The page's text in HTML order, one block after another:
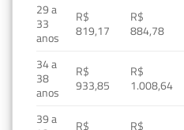
29 a
33
anos
R$
819,17
R$
884,78
34 a
38
anos
R$
933,85
R$
1.008,64
39 a
R$ R$